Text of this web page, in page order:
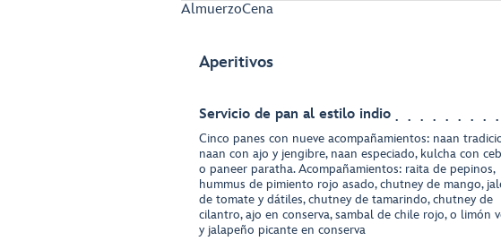
AlmuerzoCena
Aperitivos
Servicio de pan al estilo indio
Cinco panes con nueve acompañamientos: naan
naan con ajo y jengibre, naan especiado, kulcha con
o paneer paratha. Acompañamientos: raita de pepinos,
hummus de pimiento rojo asado, chutney de mango,
de tomate y dátiles, chutney de tamarindo, chutney de
cilantro, ajo en conserva, sambal de chile rojo, o limón
y jalapeño picante en conserva